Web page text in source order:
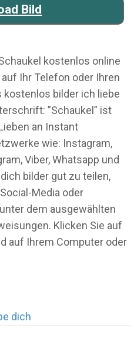
Bild
kostenlos online
Ihr Telefon oder Ihren
kostenlos bilder ich liebe
”Schaukel” ist
an Instant
wie: Instagram,
Viber, Whatsapp und
bilder gut zu teilen,
Media oder
dem ausgewählten
Klicken Sie auf
auf Ihrem Computer oder
dich